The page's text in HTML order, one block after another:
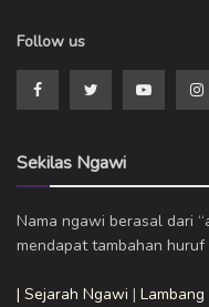
Follow us
Sekilas Ngawi
Nama ngawi berasal dari
mendapat tambahan huruf
| Sejarah Ngawi |